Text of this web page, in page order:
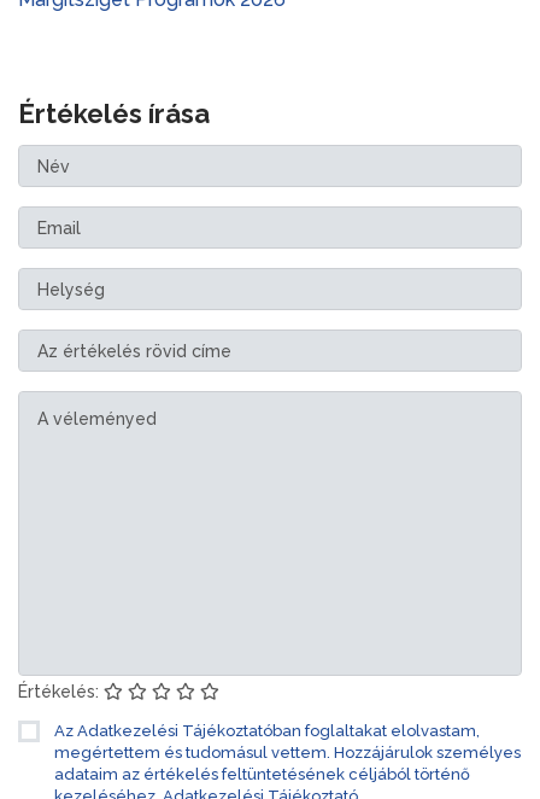
Értékelés írása
Értékelés:
Az Adatkezelési Tájékoztatóban foglaltakat elolvastam,
megértettem és tudomásul vettem. Hozzájárulok személyes
adataim az értékelés feltüntetésének céljából történő